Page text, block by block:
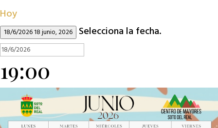
Hoy
18/6/202618 junio, 2026 Selecciona la fecha.
19:00